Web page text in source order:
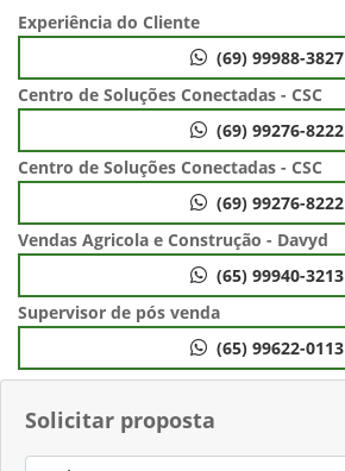
Solicitar proposta
Experiência do Cliente
(69) 99988-3827
Centro de Soluções Conectadas - CSC
(69) 99276-8222
Centro de Soluções Conectadas - CSC
(69) 99276-8222
Vendas Agricola e Construção - Davyd
(65) 99940-3213
Supervisor de pós venda
(65) 99622-0113